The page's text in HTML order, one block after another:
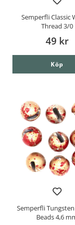
Semperfli Classic
Thread 3/0
49 kr
Köp
Semperfli
Beads 4,6